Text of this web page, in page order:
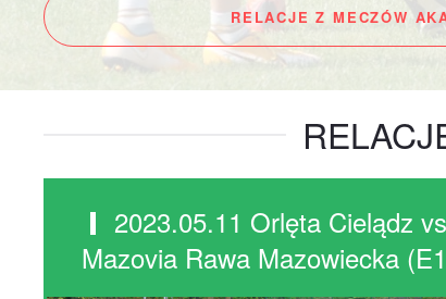
RELACJE Z MECZÓW
2023.05.11 Orlęta Cielądz vs
Mazovia Rawa Mazowiecka